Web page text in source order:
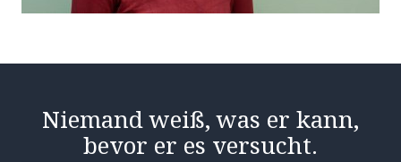
Niemand weiß, was er kann,
bevor er es versucht.